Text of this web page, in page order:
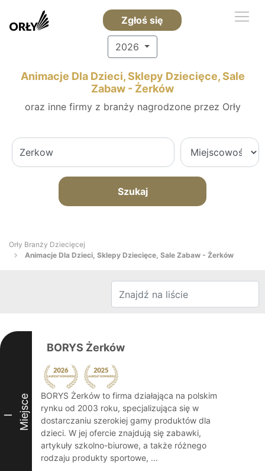
Zgłoś się
2026
Animacje Dla Dzieci, Sklepy Dziecięce, Sale
Zabaw - Żerków
oraz inne firmy z branży nagrodzone przez Orły
Szukaj
Orły Branży Dziecięcej
Animacje Dla Dzieci, Sklepy Dziecięce, Sale Zabaw - Żerków
I Miejsce
BORYS Żerków
BORYS Żerków to firma działająca na polskim
rynku od 2003 roku, specjalizująca się w
dostarczaniu szerokiej gamy produktów dla
dzieci. W jej ofercie znajdują się zabawki,
artykuły szkolno-biurowe, a także różnego
rodzaju produkty sportowe, ...